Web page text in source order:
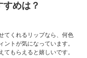
すめは？
てくれるリップなら、何色
トが気になっています。
もらえると嬉しいです。